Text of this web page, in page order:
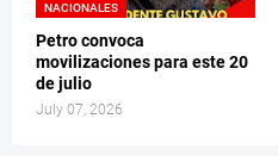
NACIONALES
Petro convoca
movilizaciones para este 20
de julio
July 07, 2026